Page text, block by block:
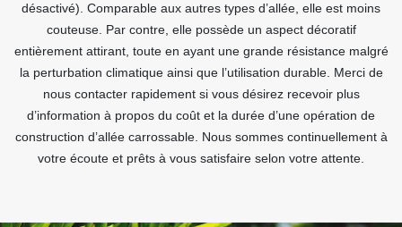
désactivé). Comparable aux autres types d’allée, elle est moins
couteuse. Par contre, elle possède un aspect décoratif
entièrement attirant, toute en ayant une grande résistance malgré
la perturbation climatique ainsi que l’utilisation durable. Merci de
nous contacter rapidement si vous désirez recevoir plus
d’information à propos du coût et la durée d’une opération de
construction d’allée carrossable. Nous sommes continuellement à
votre écoute et prêts à vous satisfaire selon votre attente.